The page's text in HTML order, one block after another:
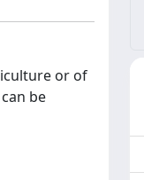
or of
be